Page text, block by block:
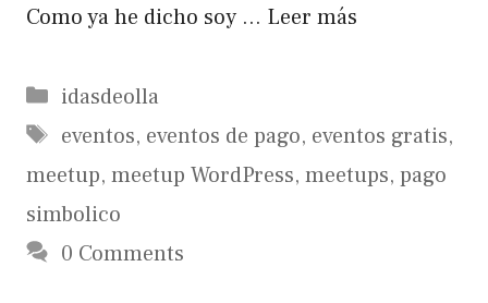
Como ya he dicho soy … Leer más
Categorías
idasdeolla
Etiquetas
eventos, eventos de pago, eventos gratis,
meetup, meetup WordPress, meetups, pago
simbolico
0 Comments